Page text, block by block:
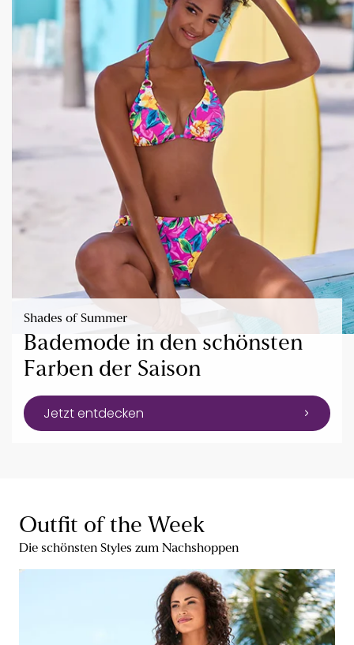
Shades of Summer
Bademode in den schönsten
Farben der Saison
Jetzt entdecken
Outfit of the Week
Die schönsten Styles zum Nachshoppen